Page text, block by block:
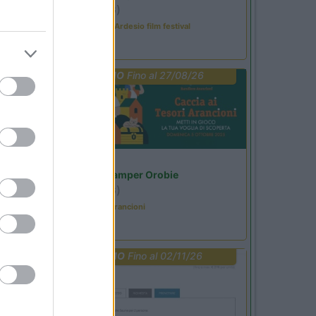
(BG)
Sacrae Scenae - Ardesio film festival
PROMOFino al 27/08/26
Area Sosta Camper Orobie
(BG)
Caccia ai tesori arancioni
PROMO Fino al 02/11/26